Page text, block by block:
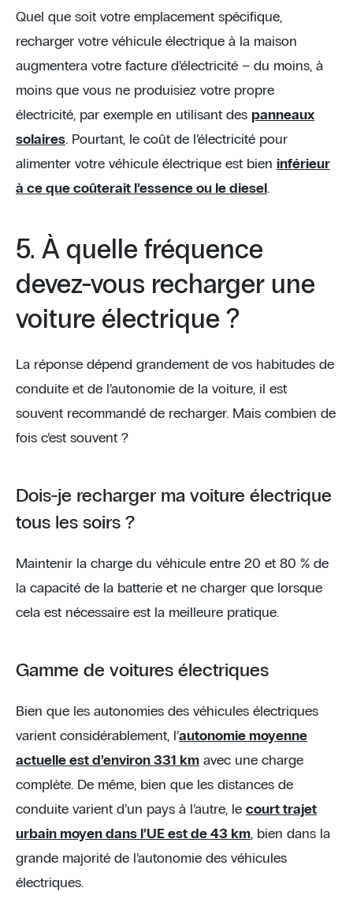
Quel que soit votre emplacement spécifique,
recharger votre véhicule électrique à la maison
augmentera votre facture d’électricité – du moins, à
moins que vous ne produisiez votre propre
électricité, par exemple en utilisant des panneaux
solaires. Pourtant, le coût de l’électricité pour
alimenter votre véhicule électrique est bien inférieur
à ce que coûterait l’essence ou le diesel .
5. À quelle fréquence
devez-vous recharger une
voiture électrique ?
La réponse dépend grandement de vos habitudes de
conduite et de l’autonomie de la voiture, il est
souvent recommandé de recharger. Mais combien de
fois c’est souvent ?
Dois-je recharger ma voiture électrique
tous les soirs ?
Maintenir la charge du véhicule entre 20 et 80 % de
la capacité de la batterie et ne charger que lorsque
cela est nécessaire est la meilleure pratique.
Gamme de voitures électriques
Bien que les autonomies des véhicules électriques
varient considérablement, l’autonomie moyenne
actuelle est d’environ 331 km avec une charge
complète. De même, bien que les distances de
conduite varient d’un pays à l’autre, le court trajet
urbain moyen dans l’UE est de 43 km, bien dans la
grande majorité de l’autonomie des véhicules
électriques.